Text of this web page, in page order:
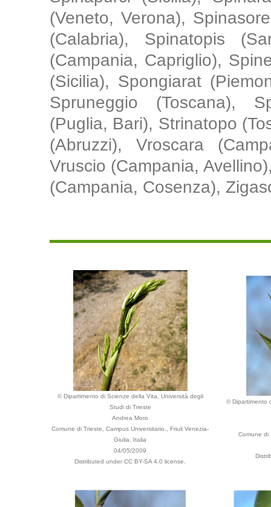
(Veneto, Verona),
(Calabria), Spinatopis
(Campania, Capriglio),
(Sicilia), Spongiarat
Spruneggio (Toscana),
(Puglia, Bari), Strinatopo
(Abruzzi), Vroscara
Vruscio (Campania,
(Campania, Cosenza),
© Dipartimento di Scienze della Vita, Università degli
Studi di Trieste
Andrea Moro
Comune di Trieste, Campus Universitario., Friuli Venezia-
Giulia, Italia
04/05/2009
Distributed under CC BY-SA 4.0 license.
© Dipartimento
Comune di